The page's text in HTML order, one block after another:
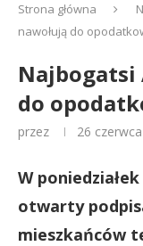
Strona główna
nawołują do
Najbogatsi
do
przez 26
W
otwarty
mieszkańców